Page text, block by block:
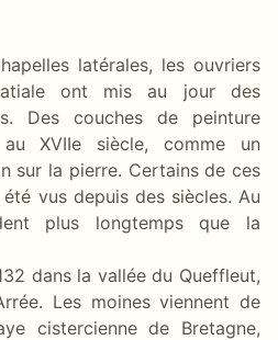
latérales, les ouvriers
ont mis au jour des
Des couches de peinture
XVIIe siècle, comme un
sur la pierre. Certains de ces
vus depuis des siècles. Au
plus longtemps que la
dans la vallée du Queffleut,
Les moines viennent de
cistercienne de Bretagne,